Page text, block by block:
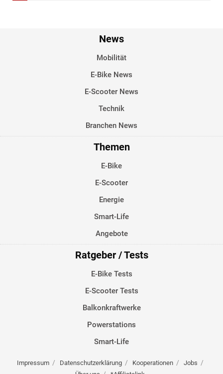
News
Mobilität
E-Bike News
E-Scooter News
Technik
Branchen News
Themen
E-Bike
E-Scooter
Energie
Smart-Life
Angebote
Ratgeber / Tests
E-Bike Tests
E-Scooter Tests
Balkonkraftwerke
Powerstations
Smart-Life
Impressum Datenschutzerklärung Kooperationen
Jobs